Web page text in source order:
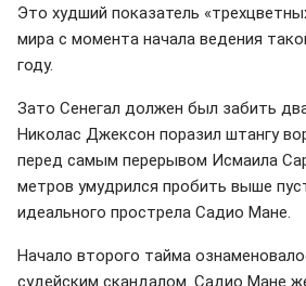
Это худший показатель
мира с момента начала ведения
году.
Зато Сенегал должен был забить
Николас Джексон поразил штангу
перед самым перерывом Исмаила
метров умудрился пробить выше
идеального прострела Садио Мане.
Начало второго тайма
судейским скандалом. Садио Мане